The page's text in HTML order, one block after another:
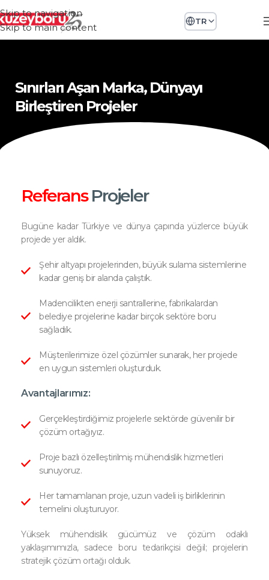
Skip to navigation
Skip to main content
TR
Sınırları Aşan Marka, Dünyayı
Birleştiren Projeler
ReferansProjeler
Bugüne kadar Türkiye ve dünya çapında yüzlerce büyük
projede yer aldık.
Şehir altyapı projelerinden, büyük sulama sistemlerine
kadar geniş bir alanda çalıştık.
Madencilikten enerji santrallerine, fabrikalardan
belediye projelerine kadar birçok sektöre boru
sağladık.
Müşterilerimize özel çözümler sunarak, her projede
en uygun sistemleri oluşturduk.
Avantajlarımız:
Gerçekleştirdiğimiz projelerle sektörde güvenilir bir
çözüm ortağıyız.
Proje bazlı özelleştirilmiş mühendislik hizmetleri
sunuyoruz.
Her tamamlanan proje, uzun vadeli iş birliklerinin
temelini oluşturuyor.
Yüksek mühendislik gücümüz ve çözüm odaklı
yaklaşımımızla, sadece boru tedarikçisi değil; projelerin
stratejik çözüm ortağı olduk.